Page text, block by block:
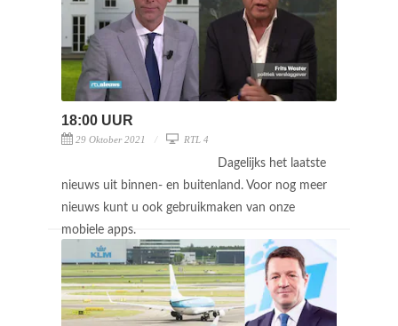
18:00 UUR
29 Oktober 2021 RTL 4
Dagelijks het laatste
nieuws uit binnen- en buitenland. Voor nog meer
nieuws kunt u ook gebruikmaken van onze
mobiele apps.